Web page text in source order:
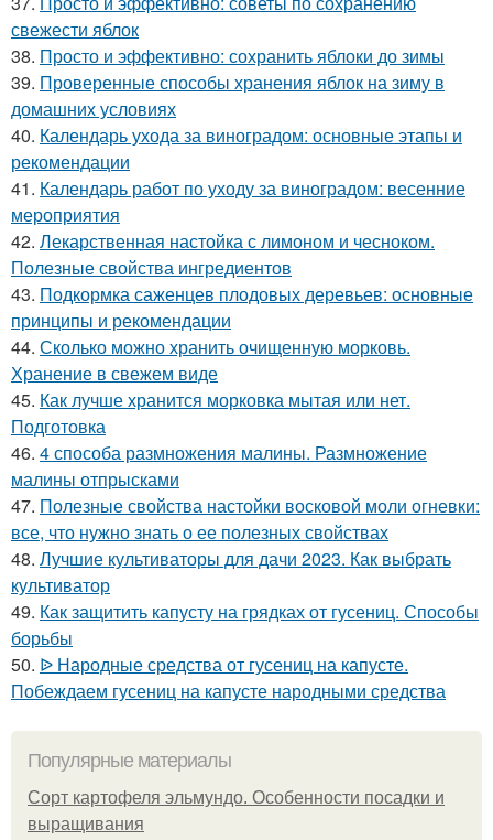
свежести яблок
38. Просто и эффективно: сохранить яблоки до зимы
39. Проверенные способы хранения яблок на зиму в
домашних условиях
40. Календарь ухода за виноградом: основные этапы и
рекомендации
41. Календарь работ по уходу за виноградом: весенние
мероприятия
42. Лекарственная настойка с лимоном и чесноком.
Полезные свойства ингредиентов
43. Подкормка саженцев плодовых деревьев: основные
принципы и рекомендации
44. Сколько можно хранить очищенную морковь.
Хранение в свежем виде
45. Как лучше хранится морковка мытая или нет.
Подготовка
46. 4 способа размножения малины. Размножение
малины отпрысками
47. Полезные свойства настойки восковой моли огневки:
все, что нужно знать о ее полезных свойствах
48. Лучшие культиваторы для дачи 2023. Как выбрать
культиватор
49. Как защитить капусту на грядках от гусениц. Способы
борьбы
50. ᐉ Народные средства от гусениц на капусте.
Побеждаем гусениц на капусте народными средства
Популярные материалы
Сорт картофеля эльмундо. Особенности посадки и
выращивания